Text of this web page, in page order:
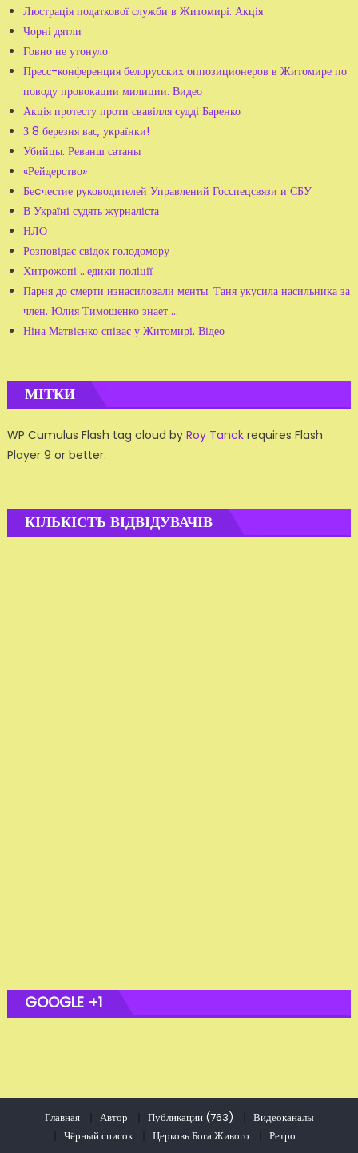
Люстрація податкової служби в Житомирі. Акція
Чорні дятли
Говно не утонуло
Пресс-конференция белорусских оппозиционеров в Житомире по
поводу провокации милиции. Видео
Акція протесту проти свавілля судді Баренко
З 8 березня вас, українки!
Убийцы. Реванш сатаны
«Рейдерство»
Беcчестие руководителей Управлений Госспецсвязи и СБУ
В Україні судять журналіста
НЛО
Розповідає свідок голодомору
Хитрожопі …едики поліції
Парня до смерти изнасиловали менты. Таня укусила насильника за
член. Юлия Тимошенко знает ...
Ніна Матвієнко співає у Житомирі. Відео
МІТКИ
WP Cumulus Flash tag cloud by Roy Tanckrequires Flash
Player 9 or better.
КІЛЬКІСТЬ ВІДВІДУВАЧІВ
GOOGLE +1
Главная Автор Публикации (763)
Видеоканалы
Чёрный список
Церковь Бога Живого Ретро